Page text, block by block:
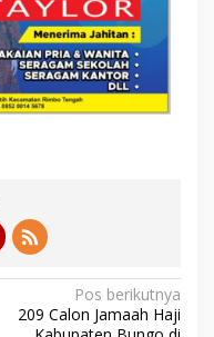
Pos berikutnya
209 Calon Jamaah Haji